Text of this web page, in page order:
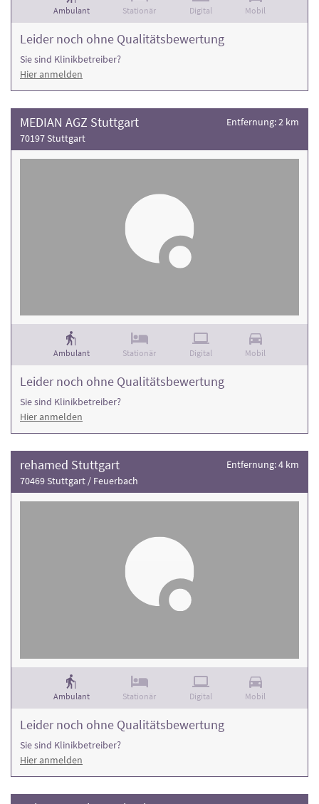
Ambulant Stationär Digital Mobil
Leider noch ohne Qualitätsbewertung
Sie sind Klinikbetreiber?
Hier anmelden
MEDIAN AGZ Stuttgart
70197 Stuttgart
Entfernung: 2 km
Ambulant Stationär Digital Mobil
Leider noch ohne Qualitätsbewertung
Sie sind Klinikbetreiber?
Hier anmelden
rehamed Stuttgart
70469 Stuttgart / Feuerbach
Entfernung: 4 km
Ambulant Stationär Digital Mobil
Leider noch ohne Qualitätsbewertung
Sie sind Klinikbetreiber?
Hier anmelden